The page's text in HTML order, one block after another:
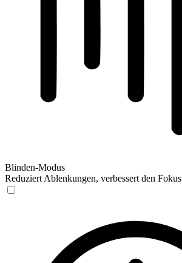
Blinden-Modus
Reduziert Ablenkungen, verbessert den Fokus